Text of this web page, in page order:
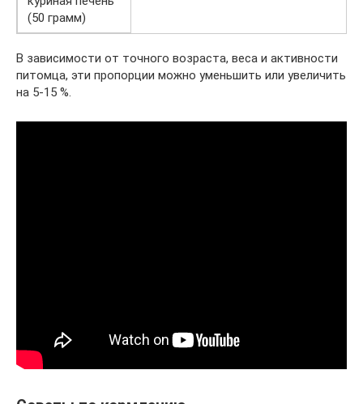
(50 грамм)
В зависимости от точного возраста, веса и активности
питомца, эти пропорции можно уменьшить или увеличить
на 5-15 %.